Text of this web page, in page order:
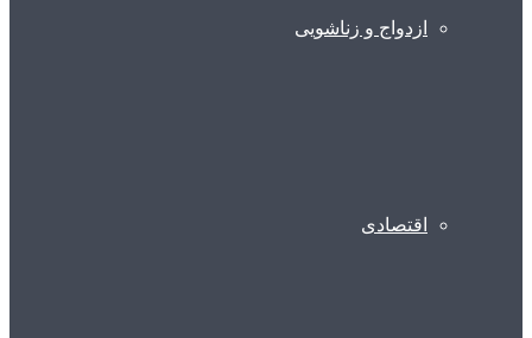
ازدواج و زناشویی
اقتصادی